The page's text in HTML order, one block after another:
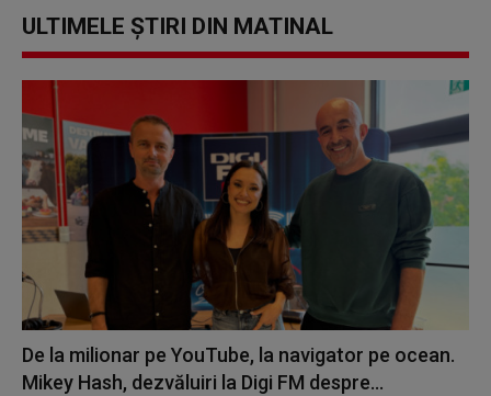
ULTIMELE ȘTIRI DIN MATINAL
De la milionar pe YouTube, la navigator pe ocean.
Mikey Hash, dezvăluiri la Digi FM despre...